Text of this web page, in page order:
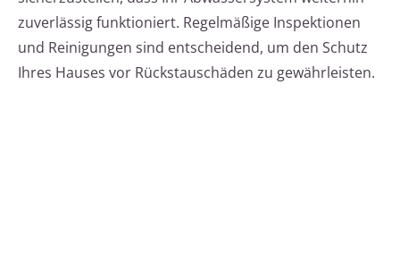
zuverlässig funktioniert. Regelmäßige Inspektionen
und Reinigungen sind entscheidend, um den Schutz
Ihres Hauses vor Rückstauschäden zu gewährleisten.